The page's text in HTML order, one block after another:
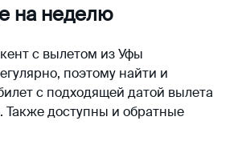
на неделю
с вылетом из Уфы
поэтому найти и
с подходящей датой вылета
Также доступны и обратные